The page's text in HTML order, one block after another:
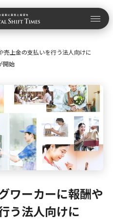
売上金の支払いを行う法人向けに
開始
ワーカーに報酬や
う法人向けに